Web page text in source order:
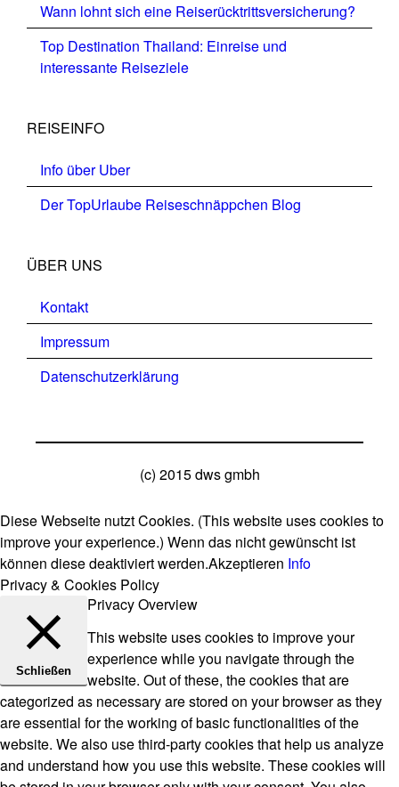
Wann lohnt sich eine Reiserücktrittsversicherung?
Top Destination Thailand: Einreise und
interessante Reiseziele
REISEINFO
Info über Uber
Der TopUrlaube Reiseschnäppchen Blog
ÜBER UNS
Kontakt
Impressum
Datenschutzerklärung
(c) 2015 dws gmbh
Diese Webseite nutzt Cookies. (This website uses cookies to
improve your experience.) Wenn das nicht gewünscht ist
können diese deaktiviert werden.Akzeptieren Info
Privacy & Cookies Policy
Schließen
Privacy Overview
This website uses cookies to improve your
experience while you navigate through the
website. Out of these, the cookies that are
categorized as necessary are stored on your browser as they
are essential for the working of basic functionalities of the
website. We also use third-party cookies that help us analyze
and understand how you use this website. These cookies will